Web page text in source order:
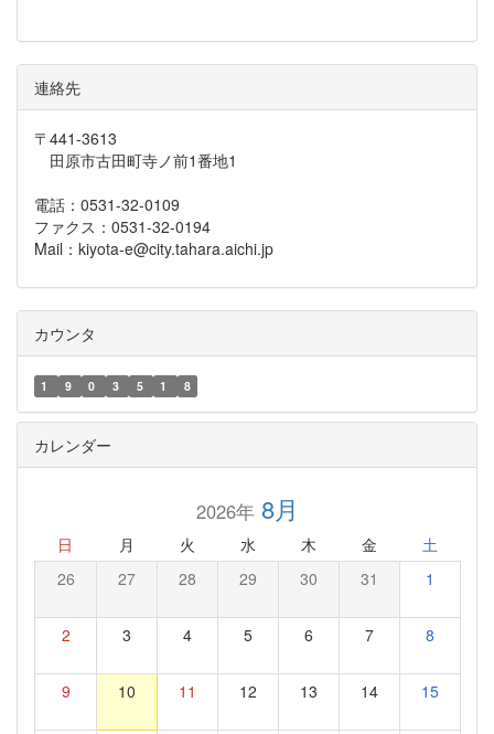
連絡先
〒441-3613
田原市古田町寺ノ前1番地1
電話：0531-32-0109
ファクス：0531-32-0194
Mail：kiyota-e@city.tahara.aichi.jp
カウンタ
1 9 0 3 5 1 8
カレンダー
2026年8月
日 月 火 水 木 金 土
26 27 28 29 30 31 1
2 3 4 5 6 7 8
9 10 11 12 13 14 15